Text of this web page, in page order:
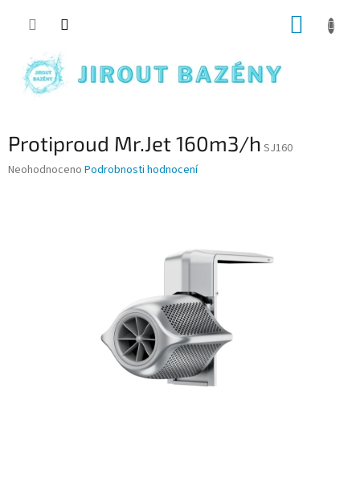
Protiproud Mr.Jet 160m3/h SJ160
Průměrné hodnocení produktu je 0,0 z 5 hvězdiček.
Neohodnoceno Podrobnosti hodnocení